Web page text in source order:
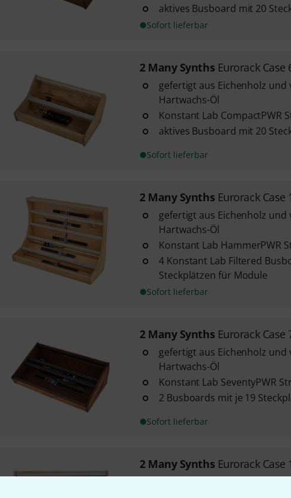
aktives Busboard mit 20
Sofort lieferbar
2 Many Synths Eurorack Case
gefertigt aus Eichenholz und
Hartwachs-Öl
Konstant Lab CompactPWR
aktives Busboard mit 20
Sofort lieferbar
2 Many Synths Eurorack Case
gefertigt aus Eichenholz und
Hartwachs-Öl
Konstant Lab HammerPWR
4 Konstant Lab Filtered
Steckplätzen für Module
Sofort lieferbar
2 Many Synths Eurorack
gefertigt aus Eichenholz und
Hartwachs-Öl
Konstant Lab SeventyPWR
2 Busboards mit je 19
Sofort lieferbar
2 Many Synths Eurorack Case